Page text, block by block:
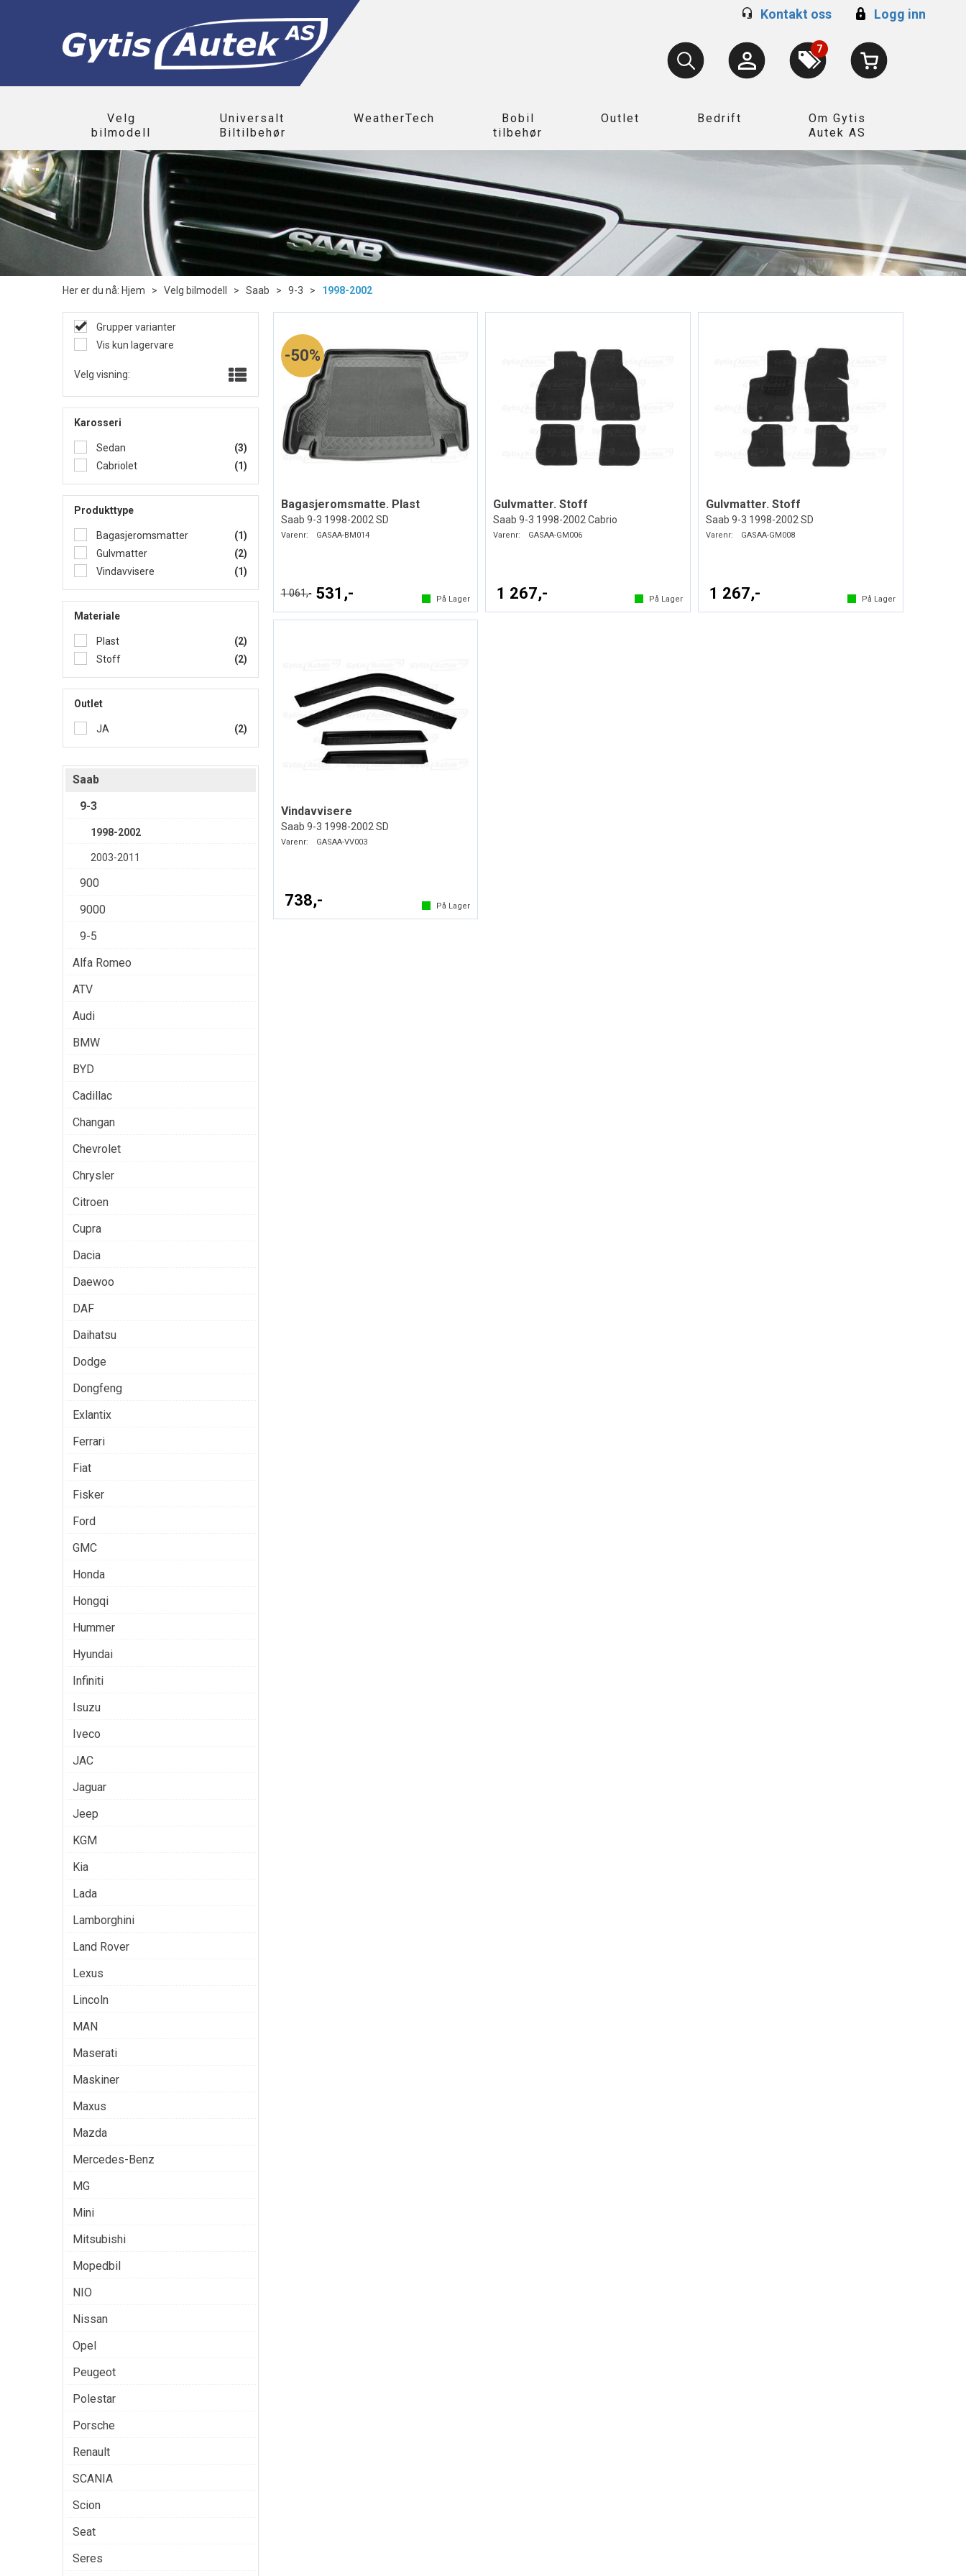
Kontakt oss Logg inn
7
Velg
bilmodell
Universalt
Biltilbehør
WeatherTech
Bobil
tilbehør
Outlet Bedrift
Om Gytis
Autek AS
Her er du nå: Hjem > Velg bilmodell > Saab > 9-3 > 1998-2002
Grupper varianter
Vis kun lagervare
Velg visning:
Karosseri
Sedan
(3)
Cabriolet
(1)
Produkttype
Bagasjeromsmatter
(1)
Gulvmatter
(2)
Vindavvisere
(1)
Materiale
Plast
(2)
Stoff
(2)
Outlet
JA (2)
Saab
9-3
1998-2002
2003-2011
900
9000
9-5
Alfa Romeo
ATV
Audi
BMW
BYD
Cadillac
Changan
Chevrolet
Chrysler
Citroen
Cupra
Dacia
Daewoo
DAF
Daihatsu
Dodge
Dongfeng
Exlantix
Ferrari
Fiat
Fisker
Ford
GMC
Honda
Hongqi
Hummer
Hyundai
Infiniti
Isuzu
Iveco
JAC
Jaguar
Jeep
KGM
Kia
Lada
Lamborghini
Land Rover
Lexus
Lincoln
MAN
Maserati
Maskiner
Maxus
Mazda
Mercedes-Benz
MG
Mini
Mitsubishi
Mopedbil
NIO
Nissan
Opel
Peugeot
Polestar
Porsche
Renault
SCANIA
Scion
Seat
Seres
50%
Bagasjeromsmatte. Plast
Saab 9-3 1998-2002 SD
Varenr: GASAA-BM014
1 061,- 531,- På Lager
Gulvmatter. Stoff
Saab 9-3 1998-2002 Cabrio
Varenr: GASAA-GM006
1 267,- På Lager
Gulvmatter. Stoff
Saab 9-3 1998-2002 SD
Varenr: GASAA-GM008
1 267,- På Lager
Vindavvisere
Saab 9-3 1998-2002 SD
Varenr: GASAA-VV003
738,- På Lager